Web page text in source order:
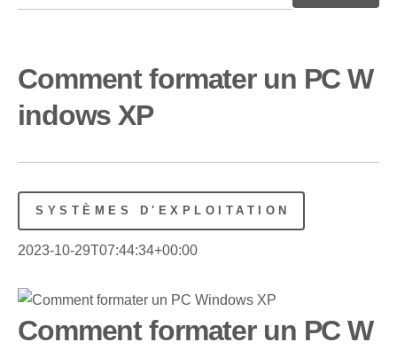
Comment formater un PC W
indows XP
SYSTÈMES D'EXPLOITATION
2023-10-29T07:44:34+00:00
Comment formater un PC W